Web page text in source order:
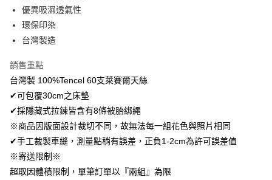
悠遊付
Google Pay
AFTEE先享後付
相關說明
AFTEE先享後付是「在收到商品之後才付款」的支付方式。 讓您購物簡單
便利好安心！
１．簡單：不需註冊會員、不需綁卡、不需儲值。
２．便利：只要手機號碼，簡訊認證，即可結帳。
３．安心：先確認商品／服務後，再付款。
１．於結帳方式選擇「AFTEE先享後付」後，將跳轉至「AFTEE先享後付」
ATM付款
運送方式
全家取貨付款
免運費
優異吸濕透氣性
環保印染
台灣製造
銷售重點
台灣製 100%Tencel 60支萊賽爾天絲
✔可包覆30cm之床墊
✔採隱藏式拉鍊皆含有8條被胎綁繩
※商品因版面設計裁切不同，故無法每一組花色與照片相同
✔手工裁製車縫，測量點稍有誤差，正負1-2cm為許可誤差值
※寄送限制※
超取因體積限制，單筆訂單以『兩組』為限